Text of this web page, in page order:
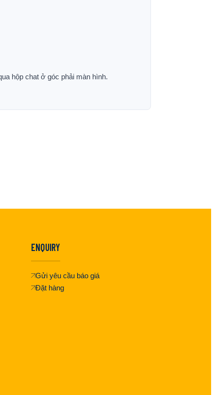
hộp chat ở góc phải màn hình.
ENQUIRY
Gửi yêu cầu báo giá
Đặt hàng